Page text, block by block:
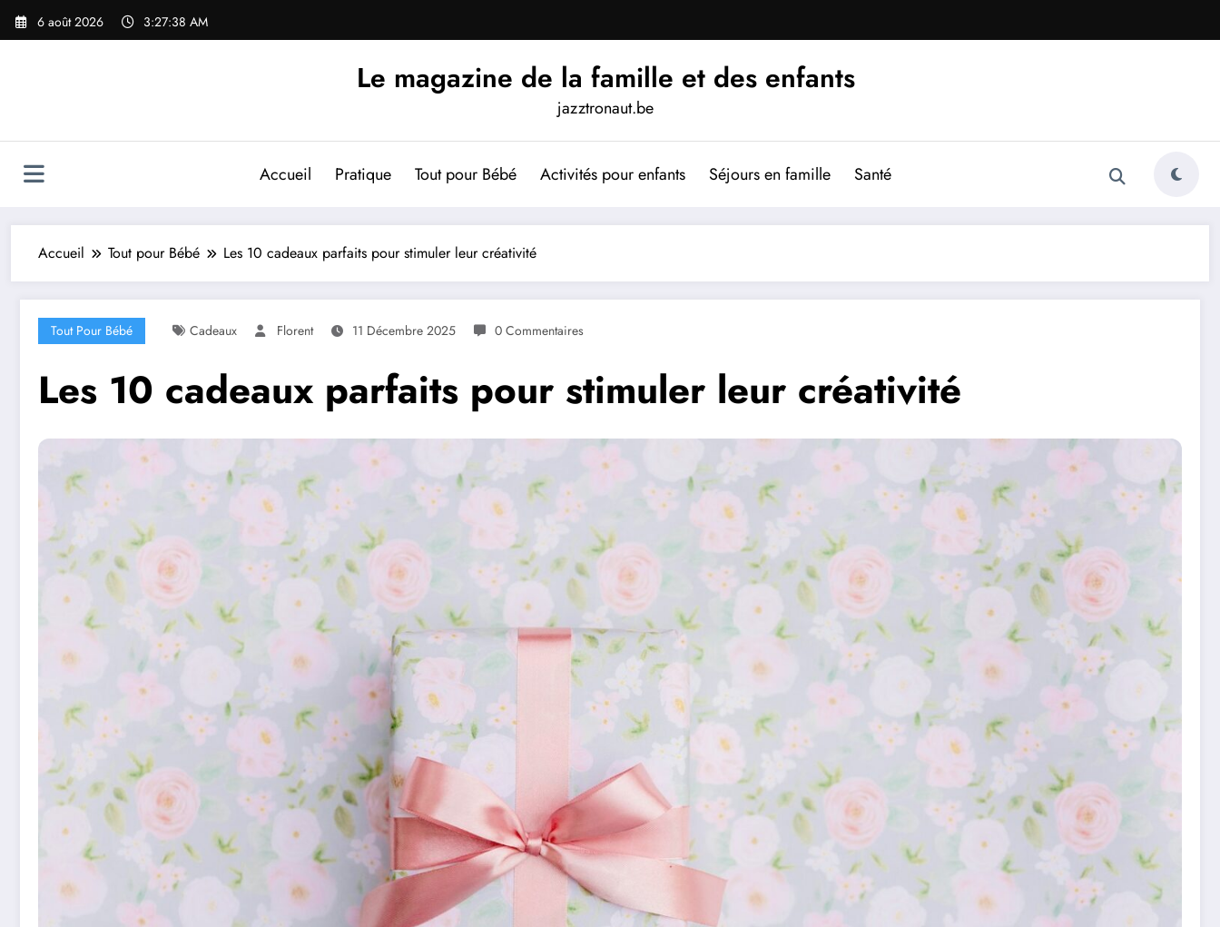
Aller
6 août 2026 3:27:40 AM
Le magazine de la famille et des enfants
jazztronaut.be
Accueil Pratique Tout pour Bébé Activités pour enfants Séjours en famille Santé
Accueil Tout pour Bébé Les 10 cadeaux parfaits pour stimuler leur créativité
Tout Pour Bébé Cadeaux Florent 11 Décembre 2025 0 Commentaires
Les 10 cadeaux parfaits pour stimuler leur créativité